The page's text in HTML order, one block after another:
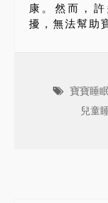
康。然而，
擾，無法幫助
寶寶睡
兒童